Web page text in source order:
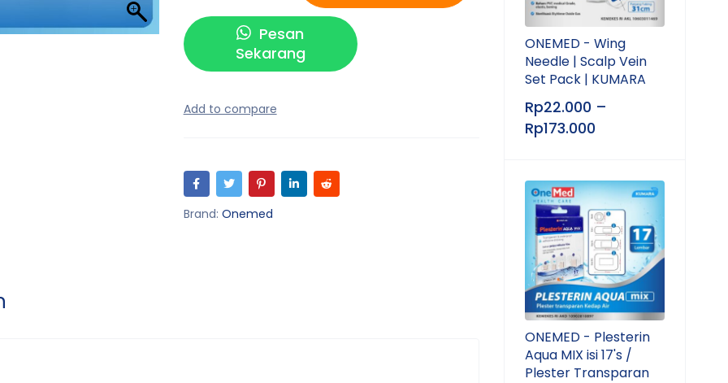
Pesan
Sekarang
Brand: Onemed
ONEMED - Wing
Needle | Scalp Vein
Set Pack | KUMARA
Rp22.000 –
Rp173.000
ONEMED - Plesterin
Aqua MIX isi 17's /
Plester Transparan